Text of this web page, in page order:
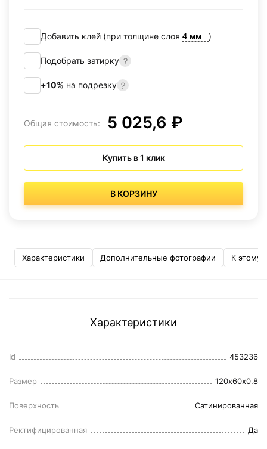
Добавить клей (при толщине слоя )
Подобрать затирку
+10% на подрезку
Общая стоимость: 5 025,6 ₽
Купить в 1 клик
В КОРЗИНУ
Характеристики Дополнительные фотографии К этому
Характеристики
Id 453236
Размер 120x60x0.8
Поверхность Сатинированная
Ректифицированная Да